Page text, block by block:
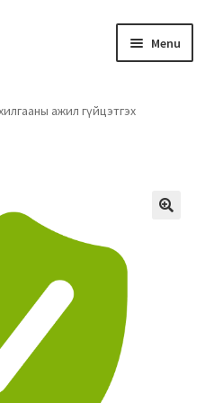
Menu
баримт
ажил гүйцэтгэх